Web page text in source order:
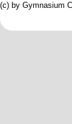
(c) by Gymnasium